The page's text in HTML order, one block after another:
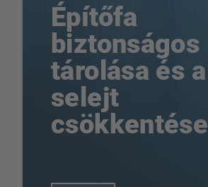
Építőfa
biztonságos
tárolása és a
selejt
csökkentése